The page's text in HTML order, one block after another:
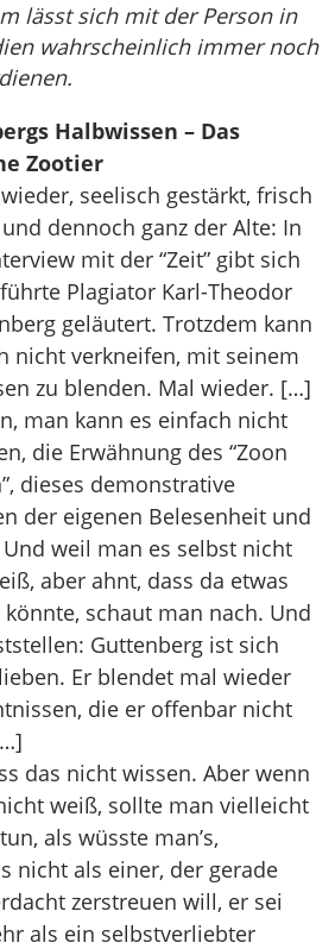
lässt sich mit der Person in
wahrscheinlich immer noch
Halbwissen – Das
Zootier
seelisch gestärkt, frisch
dennoch ganz der Alte: In
mit der “Zeit” gibt sich
Plagiator Karl-Theodor
geläutert. Trotzdem kann
nicht verkneifen, mit seinem
zu blenden. Mal wieder. […]
man kann es einfach nicht
die Erwähnung des “Zoon
dieses demonstrative
der eigenen Belesenheit und
weil man es selbst nicht
aber ahnt, dass da etwas
schaut man nach. Und
Guttenberg ist sich
Er blendet mal wieder
die er offenbar nicht
das nicht wissen. Aber wenn
weiß, sollte man vielleicht
als wüsste man’s,
nicht als einer, der gerade
zerstreuen will, er sei
als ein selbstverliebter